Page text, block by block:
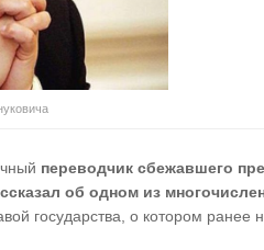
переводчик сбежавшего
об одном из
государства, о котором